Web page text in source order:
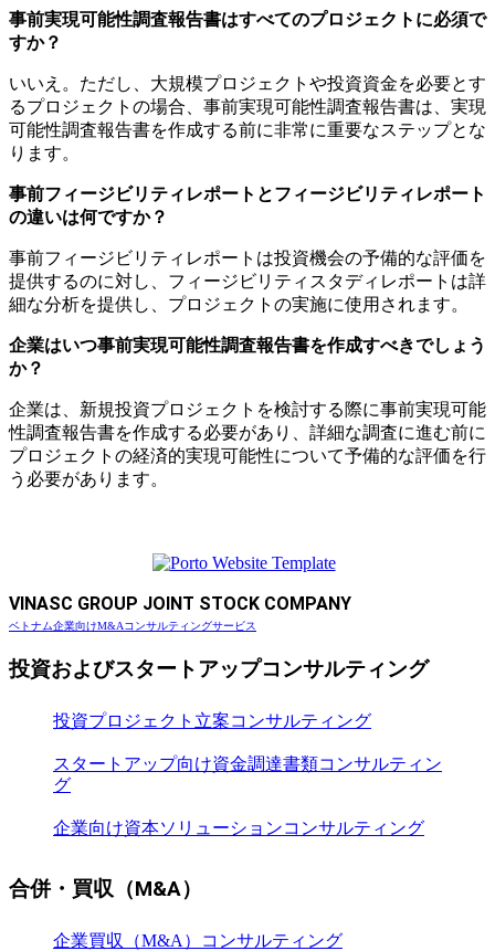
事前実現可能性調査報告書はすべてのプロジェクトに必須で
すか？
いいえ。ただし、大規模プロジェクトや投資資金を必要とす
るプロジェクトの場合、事前実現可能性調査報告書は、実現
可能性調査報告書を作成する前に非常に重要なステップとな
ります。
事前フィージビリティレポートとフィージビリティレポート
の違いは何ですか？
事前フィージビリティレポートは投資機会の予備的な評価を
提供するのに対し、フィージビリティスタディレポートは詳
細な分析を提供し、プロジェクトの実施に使用されます。
企業はいつ事前実現可能性調査報告書を作成すべきでしょう
か？
企業は、新規投資プロジェクトを検討する際に事前実現可能
性調査報告書を作成する必要があり、詳細な調査に進む前に
プロジェクトの経済的実現可能性について予備的な評価を行
う必要があります。
VINASC GROUP JOINT STOCK COMPANY
ベトナム企業向けM&Aコンサルティングサービス
投資およびスタートアップコンサルティング
投資プロジェクト立案コンサルティング
スタートアップ向け資金調達書類コンサルティン
グ
企業向け資本ソリューションコンサルティング
合併・買収（M&A）
企業買収（M&A）コンサルティング